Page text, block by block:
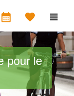
calendar_month  
pour le